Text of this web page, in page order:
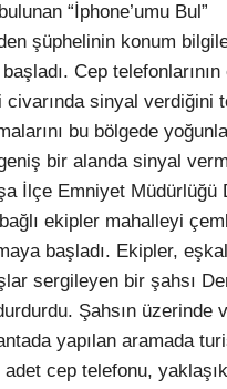
“İphone’umu Bul”
şüphelinin konum
Cep
sinyal verdiğini
bu bölgede
bir alanda sinyal
İlçe Emniyet Müdürlüğü
ekipler mahalleyi
başladı. Ekipler,
sergileyen bir şahsı
Şahsın üzerinde
yapılan aramada
cep telefonu,